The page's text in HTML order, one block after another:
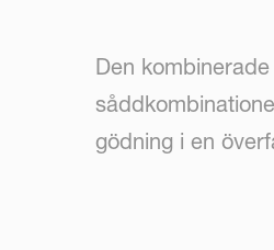
Den
gödning i en